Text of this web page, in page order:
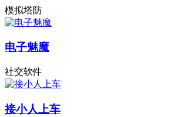
模拟塔防
电子魅魔
社交软件
接小人上车